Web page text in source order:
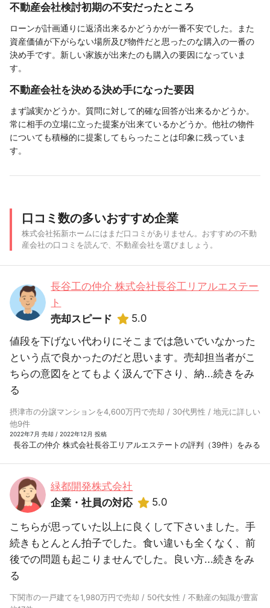
不動産会社検討初期の不安だったところ
ローンが計画通りに返済出来るかどうかが一番不安でした。また
資産価値が下がらない場所及び物件だと思ったのな購入の一番の
決め手です。新しい家族が出来たのも購入の要因になっていま
す。
不動産会社を決める決め手になった要因
まず誠実かどうか。質問に対して的確な回答が出来るかどうか。
常に相手の立場に立った提案が出来ているかどうか。他社の物件
についても積極的に提案してもらったことは印象に残っていま
す。
口コミ数の多いおすすめ企業
株式会社拓新ホームにはまだ口コミがありません。おすすめの不動
産会社の口コミを読んで、不動産会社を選びましょう。
長谷工の仲介 株式会社長谷工リアルエステー
ト
売却スピード
5.0
値段を下げない代わりにそこまでは急いでいなかった
という点で良かったのだと思います。売却担当者がこ
ちらの意図をとてもよく汲んで下さり、納...続きをみ
る
摂津市の分譲マンションを4,600万円で売却 / 30代男性 / 地元に詳しい
他9件
2022年7月 売却 / 2022年12月 投稿
長谷工の仲介 株式会社長谷工リアルエステートの評判（39件）をみる
緑都開発株式会社
企業・社員の対応
5.0
こちらが思っていた以上に良くして下さいました。手
続きもとんとん拍子でした。食い違いも全くなく、前
後での問題も起こりませんでした。良い方...続きをみ
る
下関市の一戸建てを1,980万円で売却 / 50代女性 / 不動産の知識が豊富